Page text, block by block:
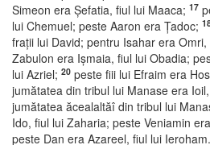
Simeon era Şefatia, fiul lui Maaca; 17
lui Chemuel; peste Aaron era Ţadoc;
fraţii lui David; pentru Isahar era Omri,
Zabulon era Işmaia, fiul lui Obadia;
lui Azriel; 20 peste fiii lui Efraim era
jumătatea din tribul lui Manase era
jumătatea ăcealaltăî din tribul lui
Ido, fiul lui Zaharia; peste Veniamin
peste Dan era Azareel, fiul lui